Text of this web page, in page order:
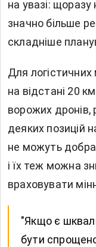
на увазі:
значно більше
складніше
Для
на відстані 20
ворожих дронів,
деяких позицій
не можуть
і їх теж можна
враховувати
"Якщо є
бути